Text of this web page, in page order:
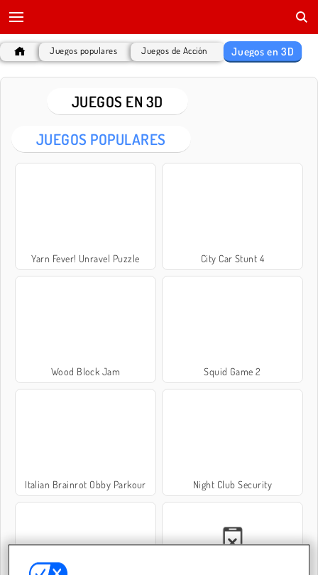
Juegos populares Juegos de Acción Juegos en 3D
JUEGOS EN 3D
JUEGOS POPULARES
Yarn Fever! Unravel Puzzle City Car Stunt 4
Wood Block Jam Squid Game 2
Italian Brainrot Obby Parkour Night Club Security